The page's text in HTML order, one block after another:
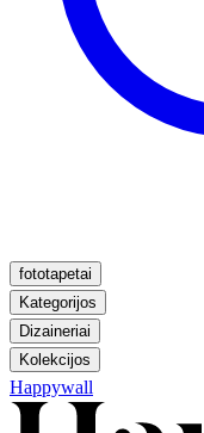
fototapetai
Kategorijos
Dizaineriai
Kolekcijos
Happywall